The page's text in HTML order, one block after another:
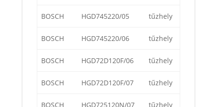
BOSCH HGD745220/05 tűzhely
BOSCH HGD745220/06 tűzhely
BOSCH HGD72D120F/06 tűzhely
BOSCH HGD72D120F/07 tűzhely
BOSCH HGD725120N/07 tűzhely